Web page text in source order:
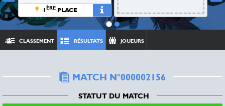
1ÈREPLACE
DÉTAILS
CLASSEMENT RÉSULTATS JOUEURS
MATCH N°000002156
STATUT DU MATCH